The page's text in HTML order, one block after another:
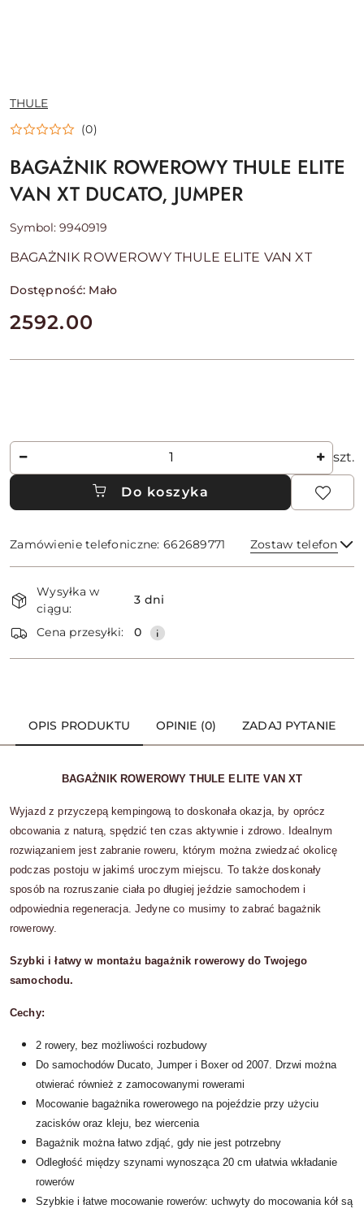
NAZWA
PRODUCENTA:
THULE
(0)
BAGAŻNIK ROWEROWY THULE ELITE
VAN XT DUCATO, JUMPER
Symbol: 9940919
BAGAŻNIK ROWEROWY THULE ELITE VAN XT
Dostępność: Mało
cena:
2592.00
Ilość szt.
Do koszyka
Zamówienie telefoniczne: 662689771 Zostaw telefon
Dostępność
i
dostawa
Wysyłka w
ciągu:
3 dni
Cena przesyłki: 0
OPIS PRODUKTU OPINIE (0) ZADAJ PYTANIE
BAGAŻNIK ROWEROWY THULE ELITE VAN XT
Wyjazd z przyczepą kempingową to doskonała okazja, by oprócz
obcowania z naturą, spędzić ten czas aktywnie i zdrowo. Idealnym
rozwiązaniem jest zabranie roweru, którym można zwiedzać okolicę
podczas postoju w jakimś uroczym miejscu. To także doskonały
sposób na rozruszanie ciała po długiej jeździe samochodem i
odpowiednia regeneracja. Jedyne co musimy to zabrać bagażnik
rowerowy.
Szybki i łatwy w montażu bagażnik rowerowy do Twojego
samochodu.
Cechy:
2 rowery, bez możliwości rozbudowy
Do samochodów Ducato, Jumper i Boxer od 2007. Drzwi można
otwierać również z zamocowanymi rowerami
Mocowanie bagażnika rowerowego na pojeździe przy użyciu
zacisków oraz kleju, bez wiercenia
Bagażnik można łatwo zdjąć, gdy nie jest potrzebny
Odległość między szynami wynosząca 20 cm ułatwia wkładanie
rowerów
Szybkie i łatwe mocowanie rowerów: uchwyty do mocowania kół są